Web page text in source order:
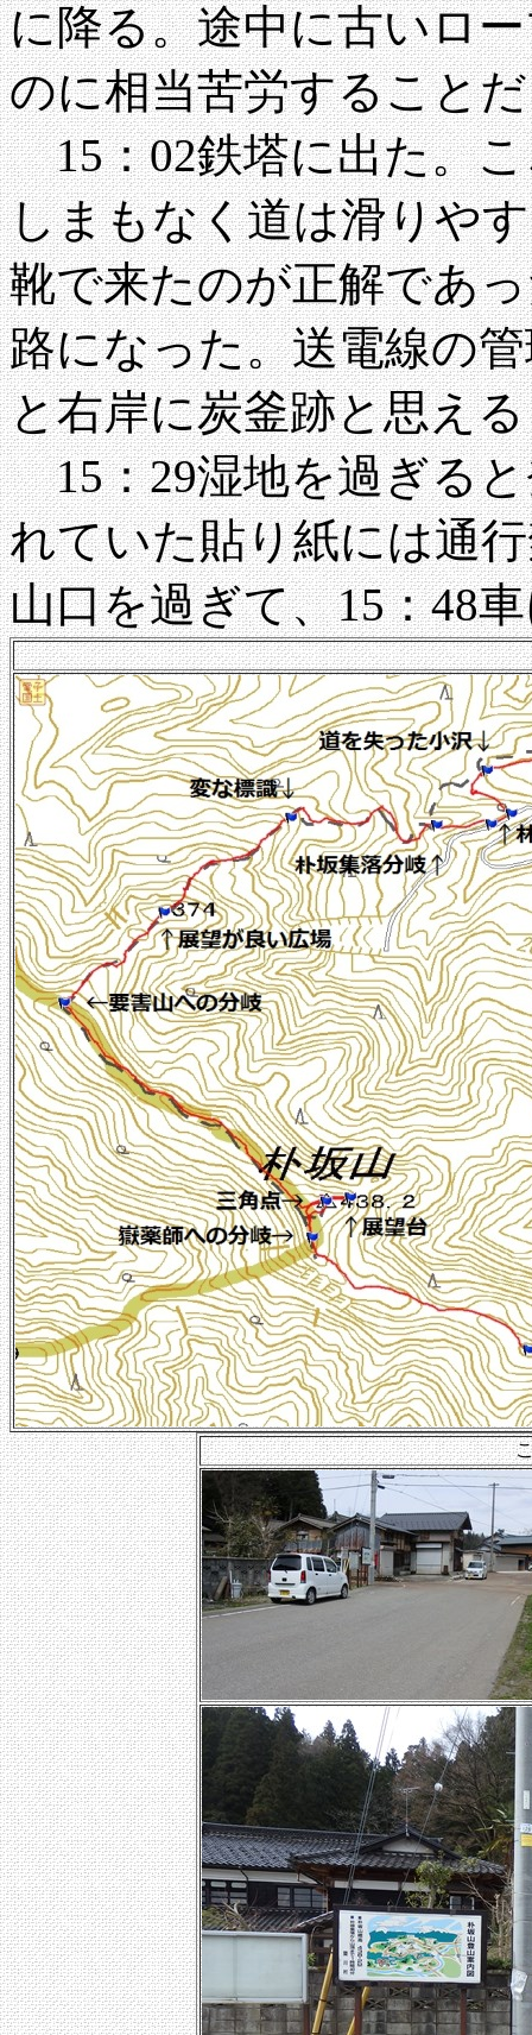
に降る。途中に古いロ
のに相当苦労すること
15：02鉄塔に出た。こ
しまもなく道は滑りや
靴で来たのが正解であ
路になった。送電線の
と右岸に炭釜跡と思え
15：29湿地を過ぎると
れていた貼り紙には通
山口を過ぎて、15：48